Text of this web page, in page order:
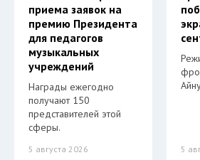
приема заявок на
премию Президента
для педагогов
музыкальных
учреждений
Награды ежегодно
получают 150
представителей этой
сферы.
5 августа 2026 5